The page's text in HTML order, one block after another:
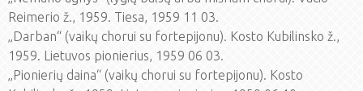
Reimerio ž., 1959. Tiesa, 1959 11 03.
„Darban“ (vaikų chorui su fortepijonu). Kosto Kubilinsko ž.,
1959. Lietuvos pionierius, 1959 06 03.
„Pionierių daina“ (vaikų chorui su fortepijonu). Kosto